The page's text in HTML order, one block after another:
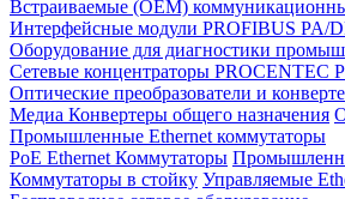
Встраиваемые (OEM)
Интерфейсные модули PROFIBUS PA/
Оборудование для диагностики
Сетевые концентраторы PROCENTEC
Оптические преобразователи и
Медиа Конвертеры общего назначения
Промышленные Ethernet коммутаторы
PoE Ethernet Коммутаторы
Коммутаторы в стойку Управляемые